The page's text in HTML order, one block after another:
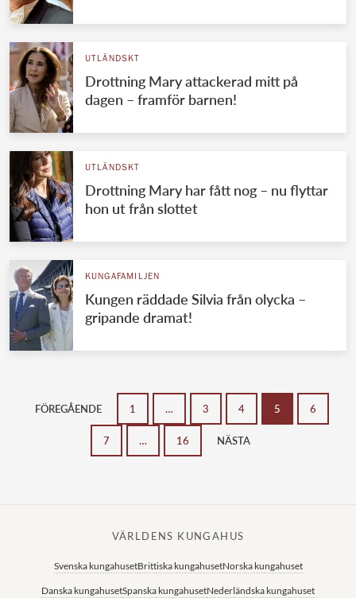
UTLÄNDSKT
Drottning Mary attackerad mitt på
dagen – framför barnen!
UTLÄNDSKT
Drottning Mary har fått nog – nu flyttar
hon ut från slottet
KUNGAFAMILJEN
Kungen räddade Silvia från olycka –
gripande dramat!
FÖREGÅENDE 1 … 3 4 5 6
7 … 16 NÄSTA
VÄRLDENS KUNGAHUS
Svenska kungahusetBrittiska kungahusetNorska kungahuset
Danska kungahusetSpanska kungahusetNederländska kungahuset